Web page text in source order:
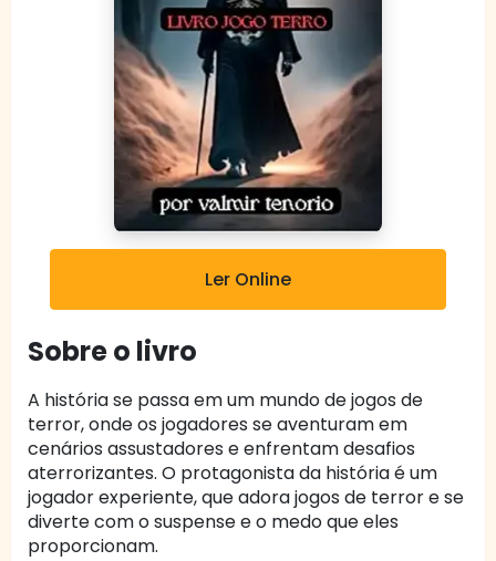
Ler Online
Sobre o livro
A história se passa em um mundo de jogos de
terror, onde os jogadores se aventuram em
cenários assustadores e enfrentam desafios
aterrorizantes. O protagonista da história é um
jogador experiente, que adora jogos de terror e se
diverte com o suspense e o medo que eles
proporcionam.